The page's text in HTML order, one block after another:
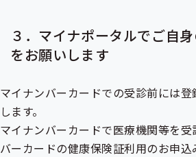
３．マイナポータルでご自
をお願いします
マイナンバーカードでの受診前には
します。
マイナンバーカードで医療機関等を
バーカードの健康保険証利用のお申